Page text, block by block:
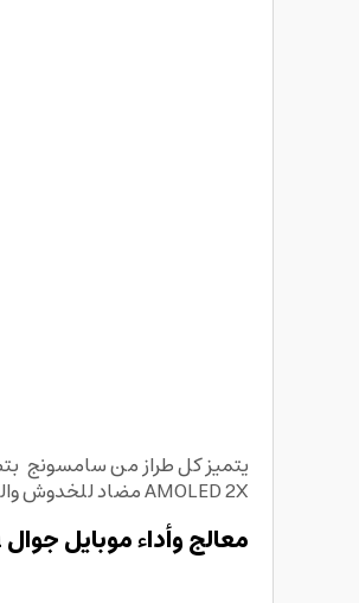
يتميز كل طراز من سامسونج
AMOLED 2X مضاد للخدوش والصدمات قياس 6.8 بوصة وبدقة 1440 * 3120 بيكسل ، وتعمل الشاشة الرائعة بمعدل تحديث 120 هيرتز.
معالج وأداء موبايل جوال Samsung S24 ultra